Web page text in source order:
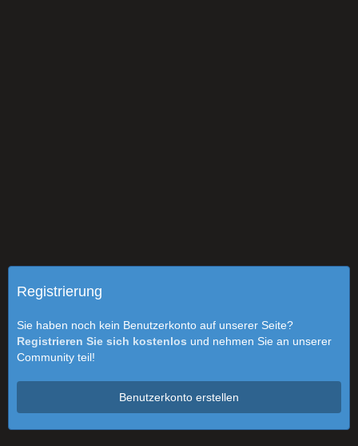
Registrierung
Sie haben noch kein Benutzerkonto auf unserer Seite?
Registrieren Sie sich kostenlos und nehmen Sie an unserer
Community teil!
Benutzerkonto erstellen